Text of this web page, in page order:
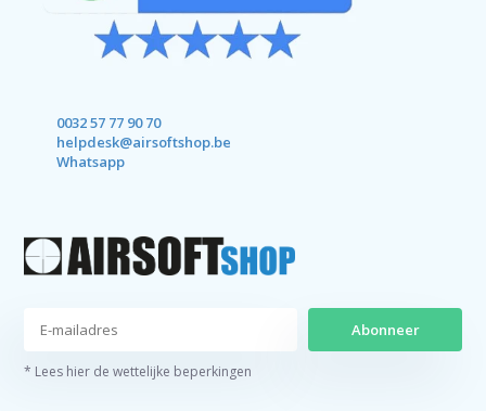
0032 57 77 90 70
helpdesk@airsoftshop.be
Whatsapp
Abonneer
* Lees hier de wettelijke beperkingen